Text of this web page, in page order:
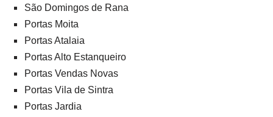
São Domingos de Rana
Portas Moita
Portas Atalaia
Portas Alto Estanqueiro
Portas Vendas Novas
Portas Vila de Sintra
Portas Jardia